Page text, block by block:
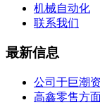
机械自动化
联系我们
最新信息
公司于巨潮
高鑫零售方